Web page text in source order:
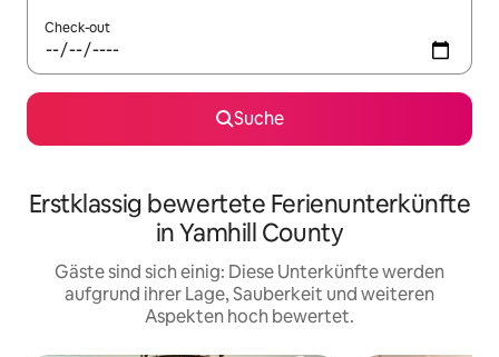
Check-out
Suche
Erstklassig bewertete Ferienunterkünfte
in Yamhill County
Gäste sind sich einig: Diese Unterkünfte werden
aufgrund ihrer Lage, Sauberkeit und weiteren
Aspekten hoch bewertet.